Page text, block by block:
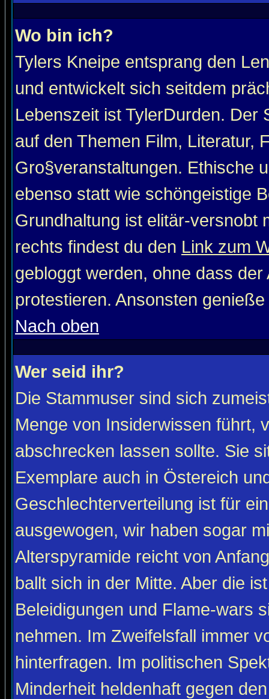
Wo bin ich?
Tylers Kneipe entsprang den
und entwickelt sich seitdem
Lebenszeit ist TylerDurden. Der
auf den Themen Film, Literatur,
Gro§veranstaltungen. Ethische
ebenso statt wie schöngeistige
Grundhaltung ist elitär-versnobt
rechts findest du den Link zum
gebloggt werden, ohne dass
protestieren. Ansonsten
Nach oben
Wer seid ihr?
Die Stammuser sind sich
Menge von Insiderwissen führt,
abschrecken lassen sollte. Sie
Exemplare auch in Östereich
Geschlechterverteilung ist für
ausgewogen, wir haben sogar
Alterspyramide reicht von
ballt sich in der Mitte. Aber die
Beleidigungen und Flame-wars
nehmen. Im Zweifelsfall immer
hinterfragen. Im politischen
Minderheit heldenhaft gegen